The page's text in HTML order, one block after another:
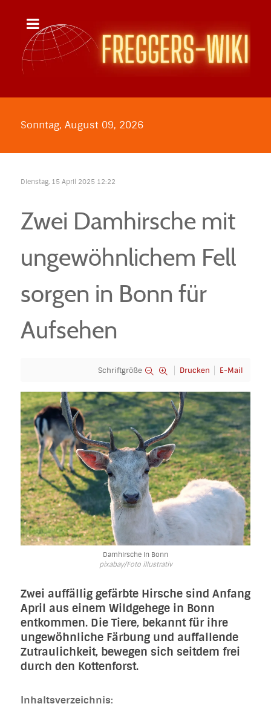
Sonntag, August 09, 2026
Dienstag, 15 April 2025 12:22
Zwei Damhirsche mit
ungewöhnlichem Fell
sorgen in Bonn für
Aufsehen
Schriftgröße Drucken E-Mail
Damhirsche in Bonn
pixabay/Foto illustrativ
Zwei auffällig gefärbte Hirsche sind Anfang
April aus einem Wildgehege in Bonn
entkommen. Die Tiere, bekannt für ihre
ungewöhnliche Färbung und auffallende
Zutraulichkeit, bewegen sich seitdem frei
durch den Kottenforst.
Inhaltsverzeichnis: